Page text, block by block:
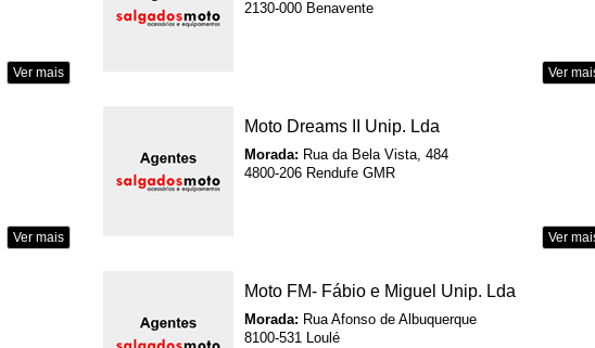
Ver mais
2130-000 Benavente
Ver
Ver mais
Moto Dreams II Unip. Lda
Morada: Rua da Bela Vista, 484
4800-206 Rendufe GMR
Ver
Moto FM- Fábio e Miguel Unip. Lda
Morada: Rua Afonso de Albuquerque
8100-531 Loulé